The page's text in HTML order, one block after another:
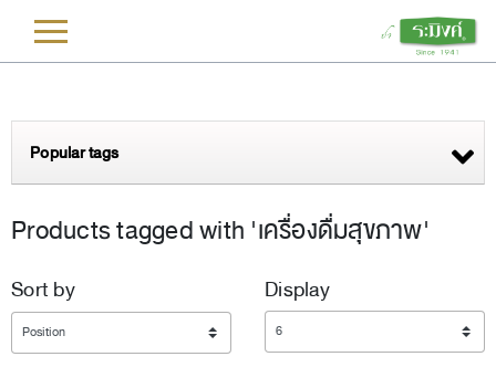
Popular tags
Products tagged with 'เครื่องดื่มสุขภาพ'
Sort by
Display
Display